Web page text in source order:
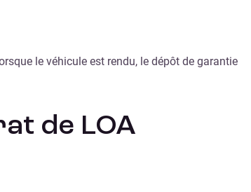
le véhicule est rendu, le dépôt de garantie
de LOA